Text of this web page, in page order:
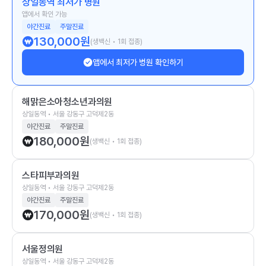
앱에서 확인 가능
야간진료
주말진료
130,000원(생백신 • 1회 접종)
앱에서 최저가 병원 확인하기
해맑은소아청소년과의원
상일동역 • 서울 강동구 고덕제2동
야간진료
주말진료
180,000원(생백신 • 1회 접종)
스타피부과의원
상일동역 • 서울 강동구 고덕제2동
야간진료
주말진료
170,000원(생백신 • 1회 접종)
서울정의원
상일동역 • 서울 강동구 고덕제2동